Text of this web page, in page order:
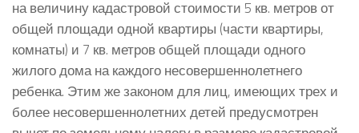
на величину кадастровой стоимости 5 кв. метров от
общей площади одной квартиры (части квартиры,
комнаты) и 7 кв. метров общей площади одного
жилого дома на каждого несовершеннолетнего
ребенка. Этим же законом для лиц, имеющих трех и
более несовершеннолетних детей предусмотрен